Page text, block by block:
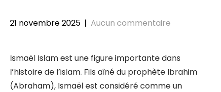
21 novembre 2025 | Aucun commentaire
Ismaël Islam est une figure importante dans
l’histoire de l’islam. Fils aîné du prophète Ibrahim
(Abraham), Ismaël est considéré comme un